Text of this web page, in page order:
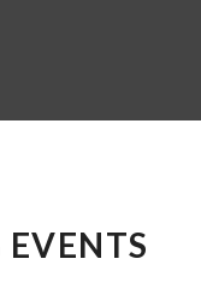
EVENTS